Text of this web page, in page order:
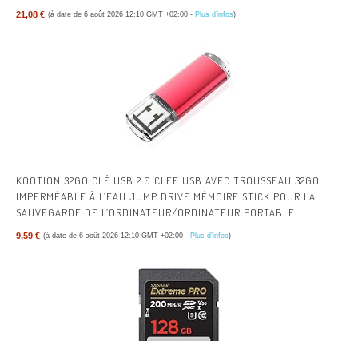
21,08 € (à date de 6 août 2026 12:10 GMT +02:00 - Plus d’infos)
KOOTION 32GO CLÉ USB 2.0 CLEF USB AVEC TROUSSEAU 32GO
IMPERMÉABLE À L’EAU JUMP DRIVE MÉMOIRE STICK POUR LA
SAUVEGARDE DE L’ORDINATEUR/ORDINATEUR PORTABLE
9,59 € (à date de 6 août 2026 12:10 GMT +02:00 - Plus d’infos)